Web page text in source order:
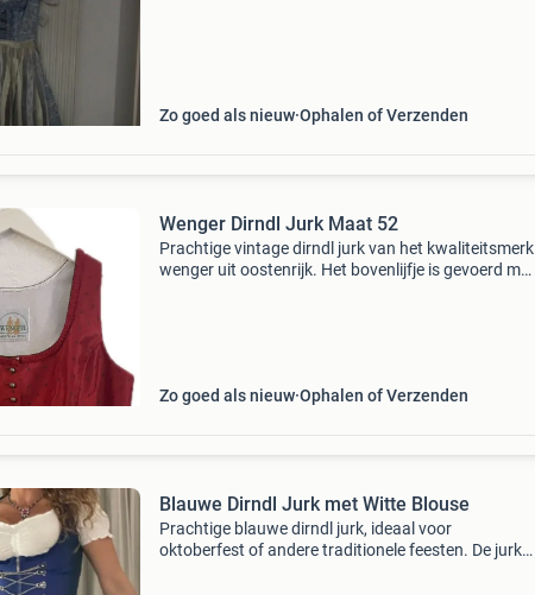
Zo goed als nieuw Ophalen of Verzenden
Wenger Dirndl Jurk Maat 52
Prachtige vintage dirndl jurk van het kwaliteitsmerk
wenger uit oostenrijk. Het bovenlijfje is gevoerd met
Zo goed als nieuw Ophalen of Verzenden
Blauwe Dirndl Jurk met Witte Blouse
Prachtige blauwe dirndl jurk, ideaal voor
oktoberfest of andere traditionele feesten. De jurk